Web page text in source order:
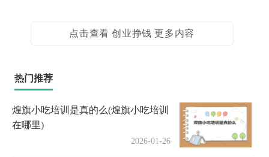
点击查看 创业挣钱 更多内容
热门推荐
煌旗小吃培训是真的么(煌旗小吃培训
在哪里)
2026-01-26